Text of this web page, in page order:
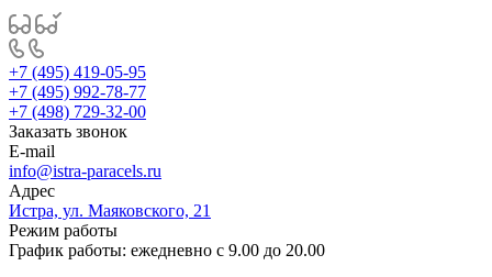
+7 (495) 419-05-95
+7 (495) 992-78-77
+7 (498) 729-32-00
Заказать звонок
E-mail
info@istra-paracels.ru
Адрес
Истра, ул. Маяковского, 21
Режим работы
График работы: ежедневно с 9.00 до 20.00